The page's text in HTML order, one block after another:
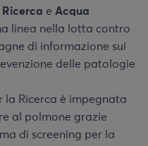
Ricerca e Acqua
linea nella lotta contro
di informazione sui
delle patologie
la Ricerca è impegnata
al polmone grazie
di screening per la